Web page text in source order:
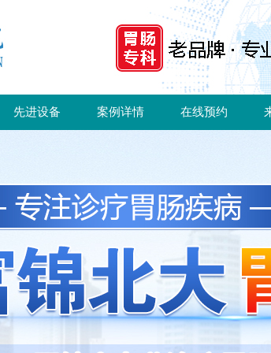
先进设备 案例详情 在线预约